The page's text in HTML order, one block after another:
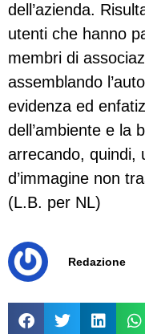
dell’azienda.
utenti che hanno
membri di
assemblando
evidenza ed
dell’ambiente e la
arrecando, quindi,
d’immagine non
(L.B. per NL)
Redazione